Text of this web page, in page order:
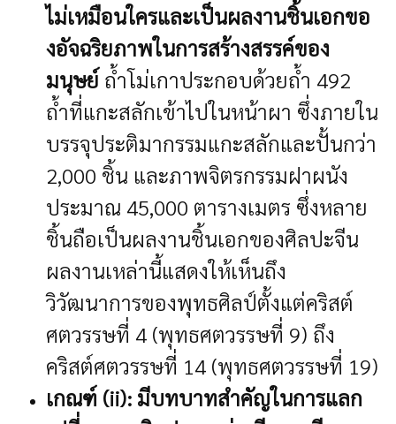
ไม่เหมือนใครและเป็นผลงานชิ้นเอกขอ
งอัจฉริยภาพในการสร้างสรรค์ของ
มนุษย์ ถ้ำโม่เกาประกอบด้วยถ้ำ 492
ถ้ำที่แกะสลักเข้าไปในหน้าผา ซึ่งภายใน
บรรจุประติมากรรมแกะสลักและปั้นกว่า
2,000 ชิ้น และภาพจิตรกรรมฝาผนัง
ประมาณ 45,000 ตารางเมตร ซึ่งหลาย
ชิ้นถือเป็นผลงานชิ้นเอกของศิลปะจีน
ผลงานเหล่านี้แสดงให้เห็นถึง
วิวัฒนาการของพุทธศิลป์ตั้งแต่คริสต์
ศตวรรษที่ 4 (พุทธศตวรรษที่ 9) ถึง
คริสต์ศตวรรษที่ 14 (พุทธศตวรรษที่ 19)
เกณฑ์ (ii): มีบทบาทสำคัญในการแลก